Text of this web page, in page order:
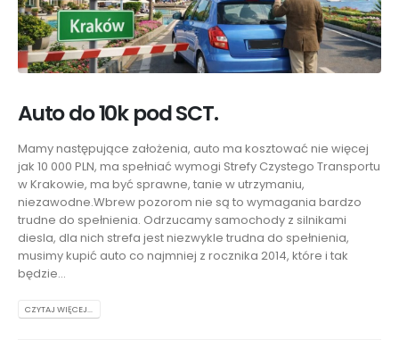
Auto do 10k pod SCT.
Mamy następujące założenia, auto ma kosztować nie więcej
jak 10 000 PLN, ma spełniać wymogi Strefy Czystego Transportu
w Krakowie, ma być sprawne, tanie w utrzymaniu,
niezawodne.Wbrew pozorom nie są to wymagania bardzo
trudne do spełnienia. Odrzucamy samochody z silnikami
diesla, dla nich strefa jest niezwykle trudna do spełnienia,
musimy kupić auto co najmniej z rocznika 2014, które i tak
będzie...
CZYTAJ WIĘCEJ...